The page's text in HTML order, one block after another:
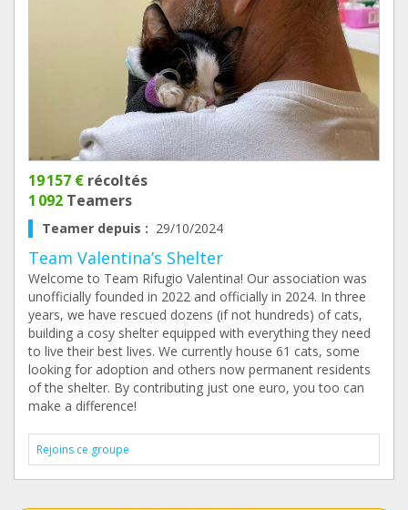
19 157 € récoltés
1 092 Teamers
Teamer depuis : 29/10/2024
Team Valentina’s Shelter
Welcome to Team Rifugio Valentina! Our association was
unofficially founded in 2022 and officially in 2024. In three
years, we have rescued dozens (if not hundreds) of cats,
building a cosy shelter equipped with everything they need
to live their best lives. We currently house 61 cats, some
looking for adoption and others now permanent residents
of the shelter. By contributing just one euro, you too can
make a difference!
Rejoins ce groupe